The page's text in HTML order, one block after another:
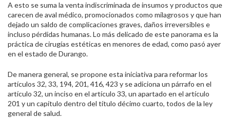
A esto se suma la venta indiscriminada de insumos y productos que
carecen de aval médico, promocionados como milagrosos y que han
dejado un saldo de complicaciones graves, daños irreversibles e
incluso pérdidas humanas. Lo más delicado de este panorama es la
práctica de cirugías estéticas en menores de edad, como pasó ayer
en el estado de Durango.
De manera general, se propone esta iniciativa para reformar los
artículos 32, 33, 194, 201, 416, 423 y se adiciona un párrafo en el
artículo 32, un inciso en el artículo 33, un apartado en el artículo
201 y un capítulo dentro del título décimo cuarto, todos de la ley
general de salud.